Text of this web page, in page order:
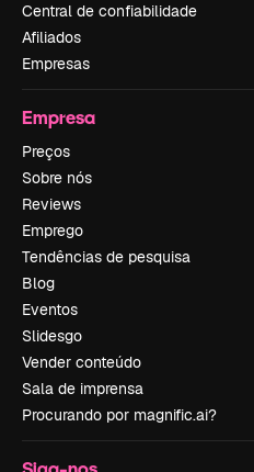
Central de confiabilidade
Afiliados
Empresas
Empresa
Preços
Sobre nós
Reviews
Emprego
Tendências de pesquisa
Blog
Eventos
Slidesgo
Vender conteúdo
Sala de imprensa
Procurando por magnific.ai?